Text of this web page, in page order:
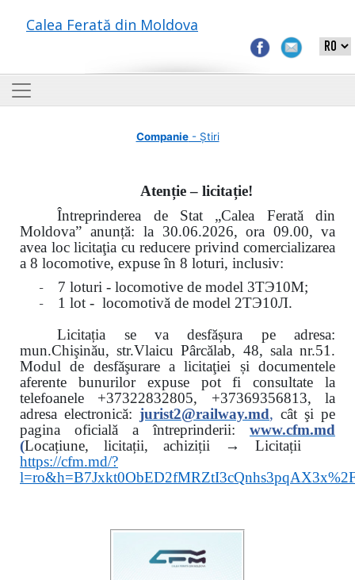
Calea Ferată din Moldova
Companie- Știri
Atenție – licitație!
Întreprinderea de Stat „Calea Ferată din
Moldova” anunță: la 30.06.2026, ora 09.00, va
avea loc licitaţia cu reducere privind comercializarea
a 8 locomotive, expuse în 8 loturi, inclusiv:
- 7 loturi - locomotive de model 3ТЭ10М;
- 1 lot - locomotivă de model 2ТЭ10Л.
Licitația se va desfășura pe adresa:
mun.Chişinău, str.Vlaicu Pârcălab, 48, sala nr.51.
Modul de desfăşurare a licitaţiei și documentele
aferente bunurilor expuse pot fi consultate la
telefoanele +37322832805, +37369356813, la
adresa electronică: jurist2@railway.md, cât şi pe
pagina oficială a întreprinderii:
www.cfm.md
(Locațiune, licitații, achiziții → Licitații
https://cfm.md/?